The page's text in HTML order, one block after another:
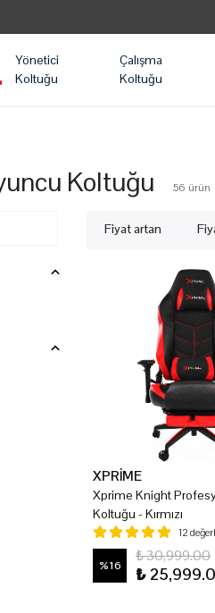
Yönetici
Koltuğu
Çalışma
Koltuğu
Koltuğu 56 ürün
Fiyat artan
XPRİME
Xprime Knight
Koltuğu - Kırmızı
12
%16
₺ 30,999.00
₺